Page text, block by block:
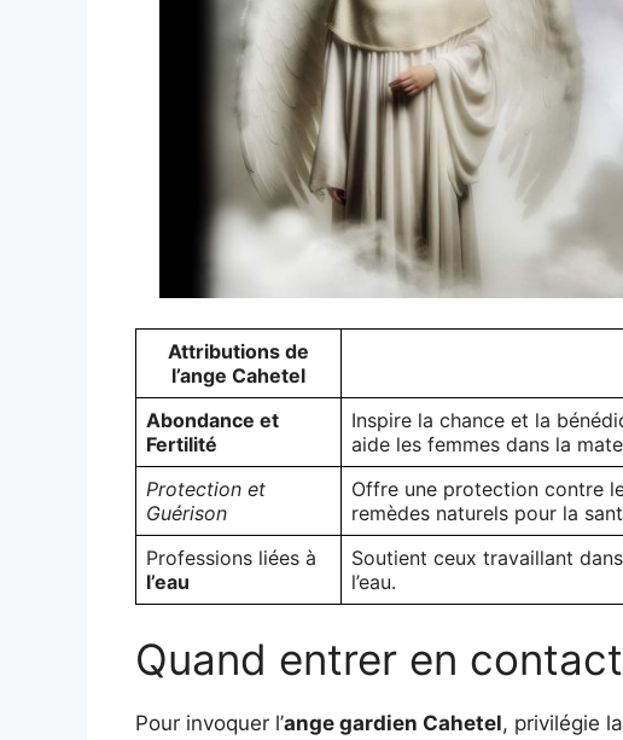
Attributions de
l’ange Cahetel
Abondance et
Fertilité
Inspire la chance et la
aide les femmes dans la
Protection et
Guérison
Offre une protection contre
remèdes naturels pour la
Professions liées à
l’eau
Soutient ceux travaillant
l’eau.
Quand entrer en
Pour invoquer l’ange gardien Cahetel, privilégie